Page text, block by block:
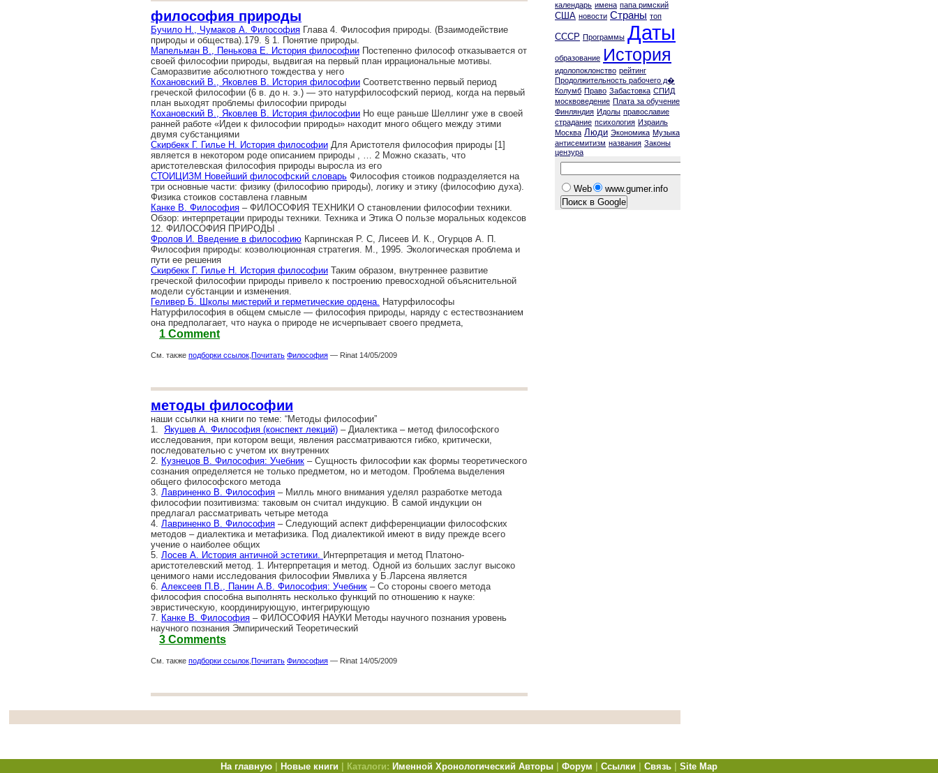
философия природы
Бучило Н., Чумаков А. Философия Глава 4. Философия природы. (Взаимодействие
природы и общества).179. § 1. Понятие природы.
Мапельман В., Пенькова Е. История философии Постепенно философ отказывается от
своей философии природы, выдвигая на первый план иррациональные мотивы.
Саморазвитие абсолютного тождества у него
Кохановский В., Яковлев В. История философии Соответственно первый период
греческой философии (6 в. до н. э.) — это натурфилософский период, когда на первый
план выходят проблемы философии природы
Кохановский В., Яковлев В. История философии Но еще раньше Шеллинг уже в своей
ранней работе «Идеи к философии природы» находит много общего между этими
двумя субстанциями
Скирбекк Г. Гилье Н. История философии Для Аристотеля философия природы [1]
является в некотором роде описанием природы , … 2 Можно сказать, что
аристотелевская философия природы выросла из его
СТОИЦИЗМ Новейший философский словарь Философия стоиков подразделяется на
три основные части: физику (философию природы), логику и этику (философию духа).
Физика стоиков составлена главным
Канке В. Философия – ФИЛОСОФИЯ ТЕХНИКИ О становлении философии техники.
Обзор: интерпретации природы техники. Техника и Этика О пользе моральных кодексов
12. ФИЛОСОФИЯ ПРИРОДЫ .
Фролов И. Введение в философию Карпинская Р. С, Лисеев И. К., Огурцов А. П.
Философия природы: коэволюционная стратегия. М., 1995. Экологическая проблема и
пути ее решения
Скирбекк Г. Гилье Н. История философии Таким образом, внутреннее развитие
греческой философии природы привело к построению превосходной объяснительной
модели субстанции и изменения.
Геливер Б. Школы мистерий и герметические ордена. Натурфилософы
Натурфилософия в общем смысле — философия природы, наряду с естествознанием
она предполагает, что наука о природе не исчерпывает своего предмета,
1 Comment
См. также подборки ссылок Почитать Философия — Rinat 14/05/2009
методы философии
наши ссылки на книги по теме: “Методы философии”
1. Якушев А. Философия (конспект лекций) – Диалектика – метод философского
исследования, при котором вещи, явления рассматриваются гибко, критически,
последовательно с учетом их внутренних
2. Кузнецов В. Философия: Учебник – Сущность философии как формы теоретического
сознания определяется не только предметом, но и методом. Проблема выделения
общего философского метода
3. Лавриненко В. Философия – Милль много внимания уделял разработке метода
философии позитивизма: таковым он считал индукцию. В самой индукции он
предлагал рассматривать четыре метода
4. Лавриненко В. Философия – Следующий аспект дифференциации философских
методов – диалектика и метафизика. Под диалектикой имеют в виду прежде всего
учение о наиболее общих
5. Лосев А. История античной эстетики. Интерпретация и метод Платоно-
аристотелевский метод. 1. Интерпретация и метод. Одной из больших заслуг высоко
ценимого нами исследования философии Ямвлиха у Б.Ларсена является
6. Алексеев П.В., Панин А.В. Философия: Учебник – Со стороны своего метода
философия способна выполнять несколько функций по отношению к науке:
эвристическую, координирующую, интегрирующую
7. Канке В. Философия – ФИЛОСОФИЯ НАУКИ Методы научного познания уровень
научного познания Эмпирический Теоретический
3 Comments
См. также подборки ссылок Почитать Философия — Rinat 14/05/2009
календарь имена папа римский
США новости Страны топ
СССР Программы Даты
образование История
идолопоклонство рейтинг
Продолжительность рабочего д�
Колумб Право Забастовка СПИД
москвоведение Плата за обучение
Финляндия Идолы православие
страдание психология Израиль
Москва Люди Экономика Музыка
антисемитизм названия Законы
цензура
Web www.gumer.info
На главную Новые книги | Каталоги: Именной Хронологический Авторы Форум Ссылки Связь Site Map